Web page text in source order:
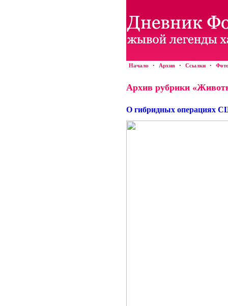
Начало · Архив · Ссылки ·
Архив рубрики
О гибридных операциях